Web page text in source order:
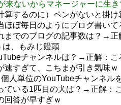
来ないからマネージャーに生
するのに）ペンがないと掛け
ほぼ毎日のようにブログ書い
でのブログの記事数は？→正
、もみじ饅頭
チャンネルは？→正解：こ
すぎて、こちまが引き気味ｗ
人単位のYouTubeチャンネル
いる1匹目の犬は？→正解：
回答が早すぎｗ